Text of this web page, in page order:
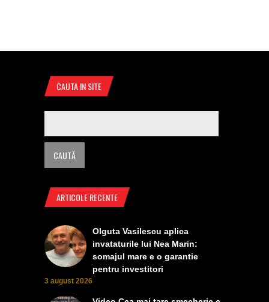
CAUTA IN SITE
ARTICOLE RECENTE
Olguta Vasilescu aplica
invataturile lui Nea Marin:
somajul mare e o garantie
pentru investitori
3 august 2026